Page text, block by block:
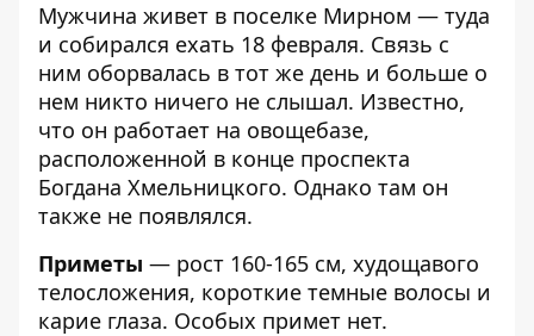
Мужчина живет в поселке Мирном — туда
и собирался ехать 18 февраля. Связь с
ним оборвалась в тот же день и больше о
нем никто ничего не слышал. Известно,
что он работает на овощебазе,
расположенной в конце проспекта
Богдана Хмельницкого. Однако там он
также не появлялся.
Приметы — рост 160-165 см, худощавого
телосложения, короткие темные волосы и
карие глаза. Особых примет нет.